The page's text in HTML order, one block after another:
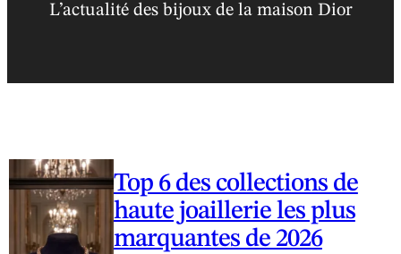
L’actualité des bijoux de la maison Dior
Top 6 des collections de
haute joaillerie les plus
marquantes de 2026